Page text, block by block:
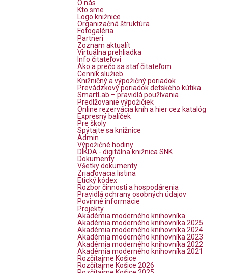
O nás
Kto sme
Logo knižnice
Organizačná štruktúra
Fotogaléria
Partneri
Zoznam aktualít
Virtuálna prehliadka
Info čitateľovi
Ako a prečo sa stať čitateľom
Cenník služieb
Knižničný a výpožičný poriadok
Prevádzkový poriadok detského kútika
SmartLab – pravidlá používania
Predlžovanie výpožičiek
Online rezervácia kníh a hier cez katalóg
Expresný balíček
Pre školy
Spýtajte sa knižnice
Admin
Výpožičné hodiny
DIKDA - digitálna knižnica SNK
Dokumenty
Všetky dokumenty
Zriaďovacia listina
Etický kódex
Rozbor činnosti a hospodárenia
Pravidlá ochrany osobných údajov
Povinné informácie
Projekty
Akadémia moderného knihovníka
Akadémia moderného knihovníka 2025
Akadémia moderného knihovníka 2024
Akadémia moderného knihovníka 2023
Akadémia moderného knihovníka 2022
Akadémia moderného knihovníka 2021
Rozčítajme Košice
Rozčítajme Košice 2026